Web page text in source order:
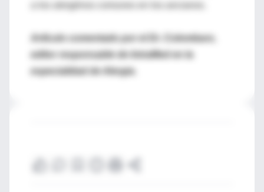
a los alergénos comunes en los ancianos.
Artículo comentado por el Dr. Colombaro,
editor responsable de IntraMed en la
especialidad de Alergia.